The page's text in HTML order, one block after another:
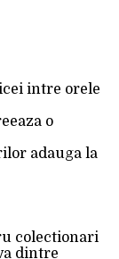
intre orele
o
adauga la
colectionari
dintre